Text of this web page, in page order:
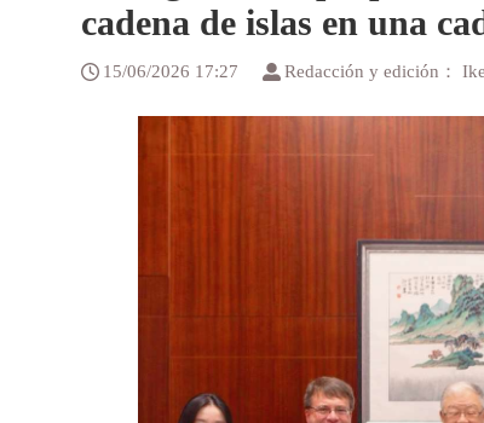
cadena de islas en una
15/06/2026 17:27 Redacción y edición：